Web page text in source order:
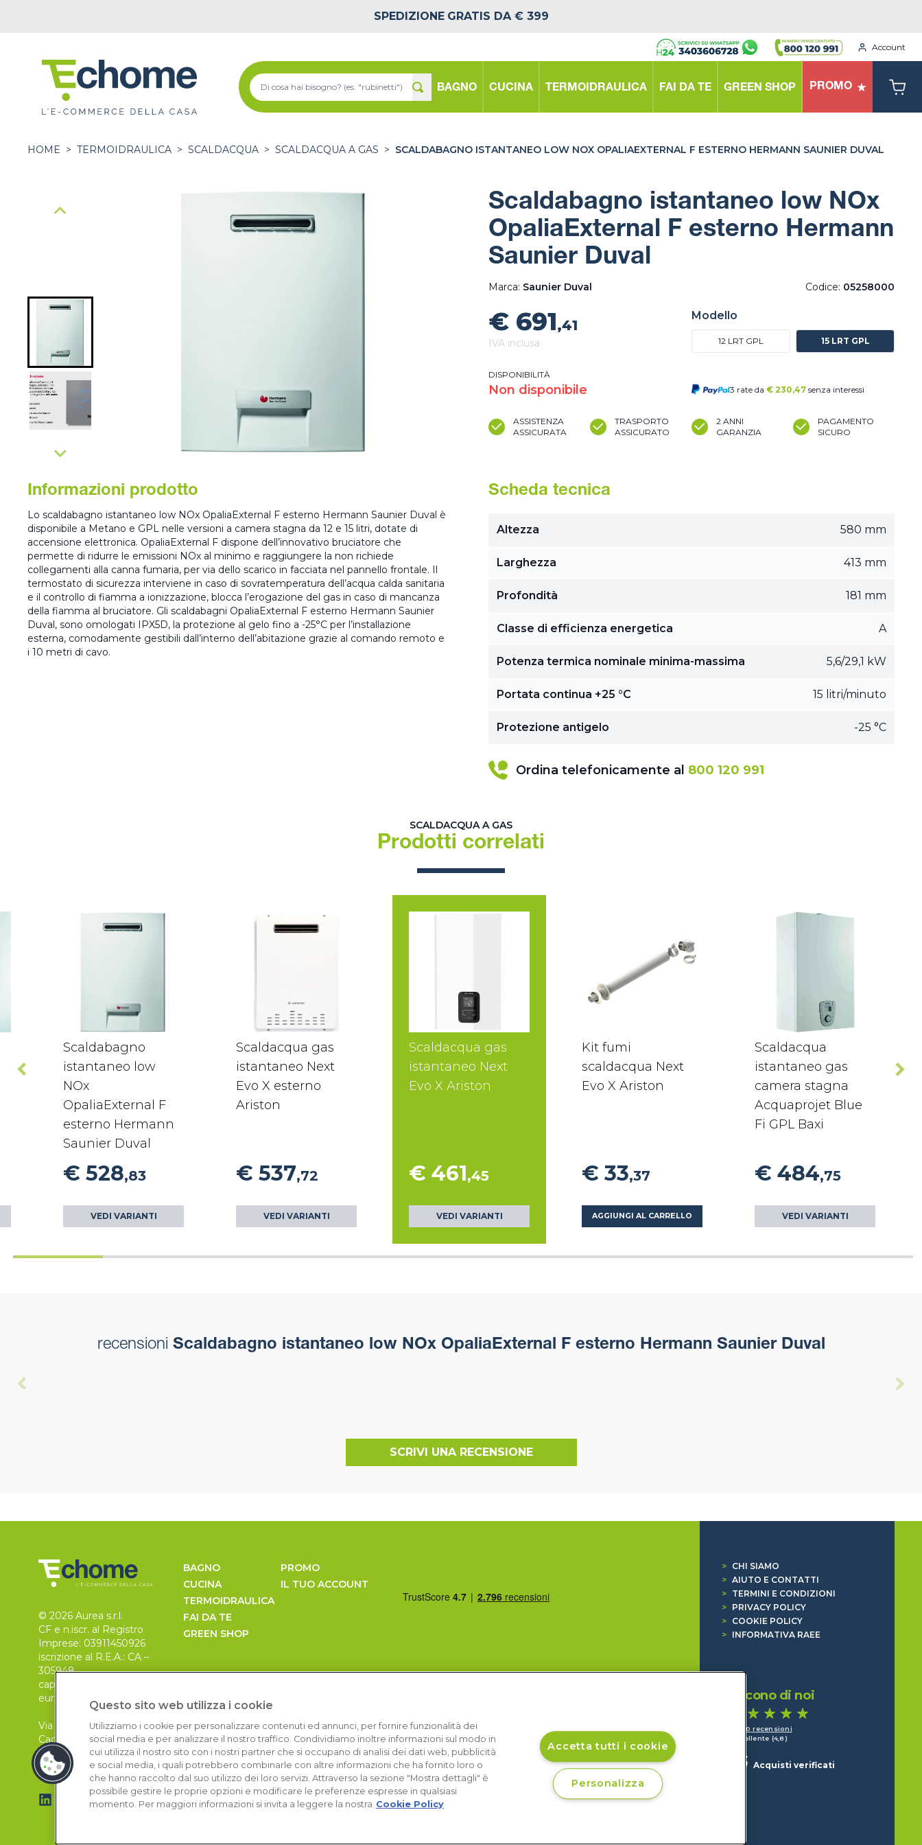
SPEDIZIONE GRATIS DA € 399
Account
BAGNO CUCINA TERMOIDRAULICA FAI DA TE GREEN SHOP PROMO
HOME > TERMOIDRAULICA > SCALDACQUA > SCALDACQUA A GAS > SCALDABAGNO ISTANTANEO LOW NOX OPALIAEXTERNAL F ESTERNO HERMANN SAUNIER DUVAL
Scaldabagno istantaneo low NOx
OpaliaExternal F esterno Hermann
Saunier Duval
Marca: Saunier Duval Codice: 05258000
€ 691,41
IVA inclusa
DISPONIBILITÀ
Non disponibile
Modello
12 LRT GPL 15 LRT GPL
3 rate da € 230,47 senza interessi
ASSISTENZA
ASSICURATA
TRASPORTO
ASSICURATO
2 ANNI
GARANZIA
PAGAMENTO
SICURO
Informazioni prodotto
Lo scaldabagno istantaneo low NOx OpaliaExternal F esterno Hermann Saunier Duval è
disponibile a Metano e GPL nelle versioni a camera stagna da 12 e 15 litri, dotate di
accensione elettronica. OpaliaExternal F dispone dell’innovativo bruciatore che
permette di ridurre le emissioni NOx al minimo e raggiungere la non richiede
collegamenti alla canna fumaria, per via dello scarico in facciata nel pannello frontale. Il
termostato di sicurezza interviene in caso di sovratemperatura dell’acqua calda sanitaria
e il controllo di fiamma a ionizzazione, blocca l’erogazione del gas in caso di mancanza
della fiamma al bruciatore. Gli scaldabagni OpaliaExternal F esterno Hermann Saunier
Duval, sono omologati IPX5D, la protezione al gelo fino a -25°C per l’installazione
esterna, comodamente gestibili dall’interno dell’abitazione grazie al comando remoto e
i 10 metri di cavo.
Scheda tecnica
Altezza 580 mm
Larghezza 413 mm
Profondità 181 mm
Classe di efficienza energetica A
Potenza termica nominale minima-massima 5,6/29,1 kW
Portata continua +25 °C 15 litri/minuto
Protezione antigelo -25 °C
Ordina telefonicamente al 800 120 991
SCALDACQUA A GAS
Prodotti correlati
Scaldabagno
istantaneo low
NOx
OpaliaExternal F
esterno Hermann
Saunier Duval
€ 528,83
VEDI VARIANTI
Scaldacqua gas
istantaneo Next
Evo X esterno
Ariston
€ 537,72
VEDI VARIANTI
Scaldacqua gas
istantaneo Next
Evo X Ariston
€ 461,45
VEDI VARIANTI
Kit fumi
scaldacqua Next
Evo X Ariston
€ 33,37
AGGIUNGI AL CARRELLO
Scaldacqua
istantaneo gas
camera stagna
Acquaprojet Blue
Fi GPL Baxi
€ 484,75
VEDI VARIANTI
recensioni Scaldabagno istantaneo low NOx OpaliaExternal F esterno Hermann Saunier Duval
SCRIVI UNA RECENSIONE
© 2026 Aurea s.r.l.
CF e n.iscr. al Registro
Imprese: 03911450926
iscrizione al R.E.A.: CA –
305948
capitale sociale 30.000
euro, i.v.
Via Pietro Leo n. 6
Cagliari
09129
BAGNO
CUCINA
TERMOIDRAULICA
FAI DA TE
GREEN SHOP
PROMO
IL TUO ACCOUNT
>
CHI SIAMO
> AIUTO E CONTATTI
>
TERMINI E CONDIZIONI
>
PRIVACY POLICY
>
COOKIE POLICY
>
INFORMATIVA RAEE
Dicono di noi
1.640 recensioni
Eccellente (4,8)
Acquisti verificati
Questo sito web utilizza i cookie
Utilizziamo i cookie per personalizzare contenuti ed annunci, per fornire funzionalità dei
social media e per analizzare il nostro traffico. Condividiamo inoltre informazioni sul modo in
cui utilizza il nostro sito con i nostri partner che si occupano di analisi dei dati web, pubblicità
e social media, i quali potrebbero combinarle con altre informazioni che ha fornito loro o
che hanno raccolto dal suo utilizzo dei loro servizi. Attraverso la sezione "Mostra dettagli" è
possibile gestire le proprie opzioni e modificare le preferenze espresse in qualsiasi
momento. Per maggiori informazioni si invita a leggere la nostra Cookie Policy
Accetta tutti i cookie
Personalizza